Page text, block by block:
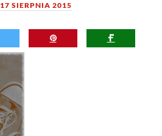
17 SIERPNIA 2015